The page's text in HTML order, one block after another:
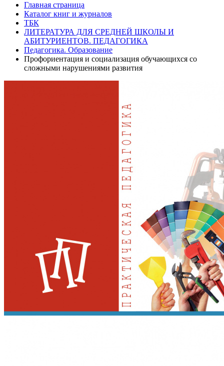
Главная страница
Каталог книг и журналов
ТБК
ЛИТЕРАТУРА ДЛЯ СРЕДНЕЙ ШКОЛЫ И
АБИТУРИЕНТОВ. ПЕДАГОГИКА
Педагогика. Образование
Профориентация и социализация обучающихся со
сложными нарушениями развития